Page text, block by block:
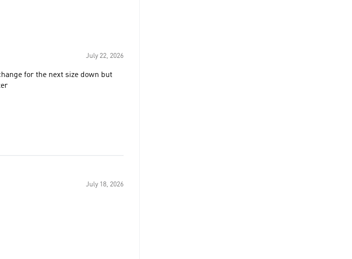
July 22, 2026
for the next size down but
July 18, 2026